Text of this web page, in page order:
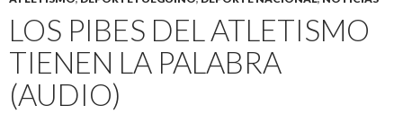
LOS PIBES DEL ATLETISMO
TIENEN LA PALABRA
(AUDIO)